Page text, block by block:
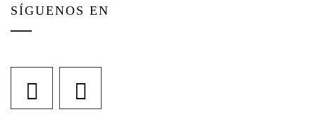
SÍGUENOS EN